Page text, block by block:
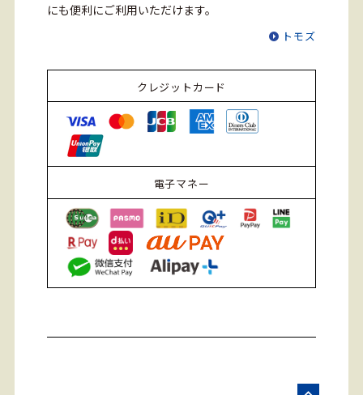
にも便利にご利用いただけます。
トモズ
クレジットカード
電子マネー